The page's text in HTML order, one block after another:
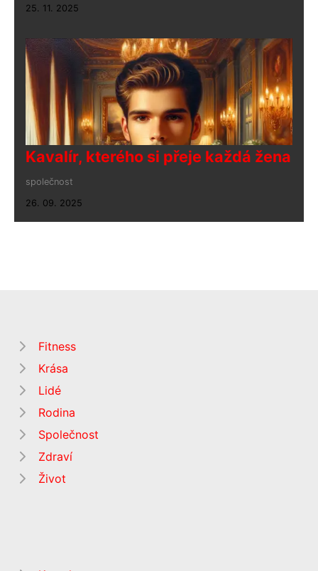
25. 11. 2025
Kavalír, kterého si přeje každá žena
společnost
26. 09. 2025
Fitness
Krása
Lidé
Rodina
Společnost
Zdraví
Život